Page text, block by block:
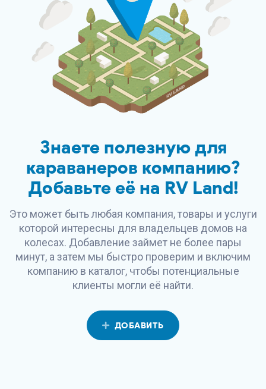
Знаете полезную для
караванеров компанию?
Добавьте её на RV Land!
Это может быть любая компания, товары и услуги
которой интересны для владельцев домов на
колесах. Добавление займет не более пары
минут, а затем мы быстро проверим и включим
компанию в каталог, чтобы потенциальные
клиенты могли её найти.
ДОБАВИТЬ